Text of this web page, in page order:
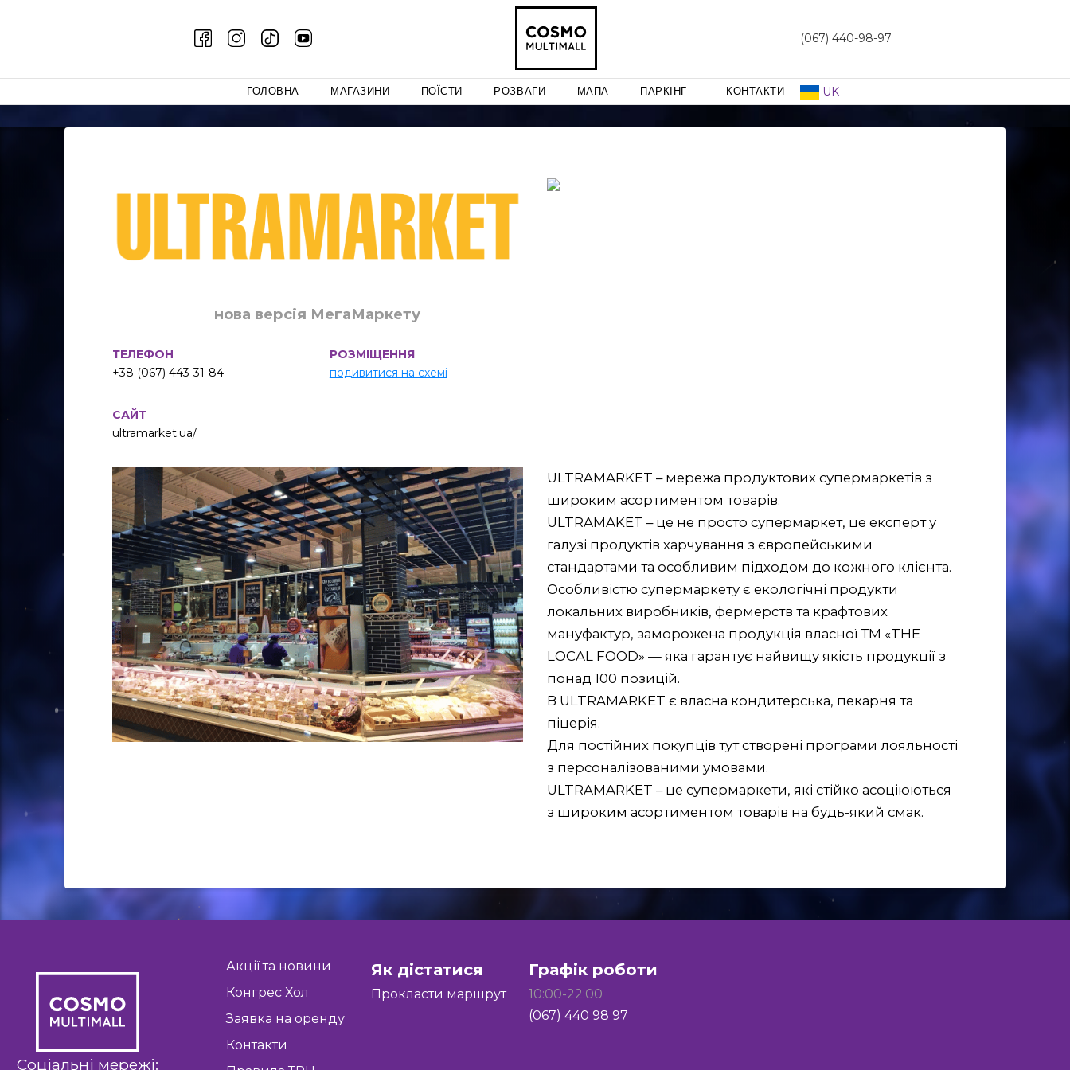
(067) 440-98-97
ГОЛОВНА МАГАЗИНИ ПОЇСТИ РОЗВАГИ МАПА ПАРКІНГ КОНТАКТИ UK
нова версія МегаМаркету
ТЕЛЕФОН
+38 (067) 443-31-84
РОЗМІЩЕННЯ
подивитися на схемі
САЙТ
ultramarket.ua/
ULTRAMARKET – мережа продуктових супермаркетів з
широким асортиментом товарів.
ULTRAMAKET – це не просто супермаркет, це експерт у
галузі продуктів харчування з європейськими
стандартами та особливим підходом до кожного клієнта.
Особливістю супермаркету є екологічні продукти
локальних виробників, фермерств та крафтових
мануфактур, заморожена продукція власної ТМ «THE
LOCAL FOOD» — яка гарантує найвищу якість продукції з
понад 100 позицій.
В ULTRAMARKET є власна кондитерська, пекарня та
піцерія.
Для постійних покупців тут створені програми лояльності
з персоналізованими умовами.
ULTRAMARKET – це супермаркети, які стійко асоціюються
з широким асортиментом товарів на будь-який смак.
Соціальні мережі:
Акції та новини
Конгрес Хол
Заявка на оренду
Контакти
Як дістатися
Прокласти маршрут
Графік роботи
10:00-22:00
(067) 440 98 97